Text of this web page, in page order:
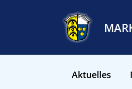
Aktuelles